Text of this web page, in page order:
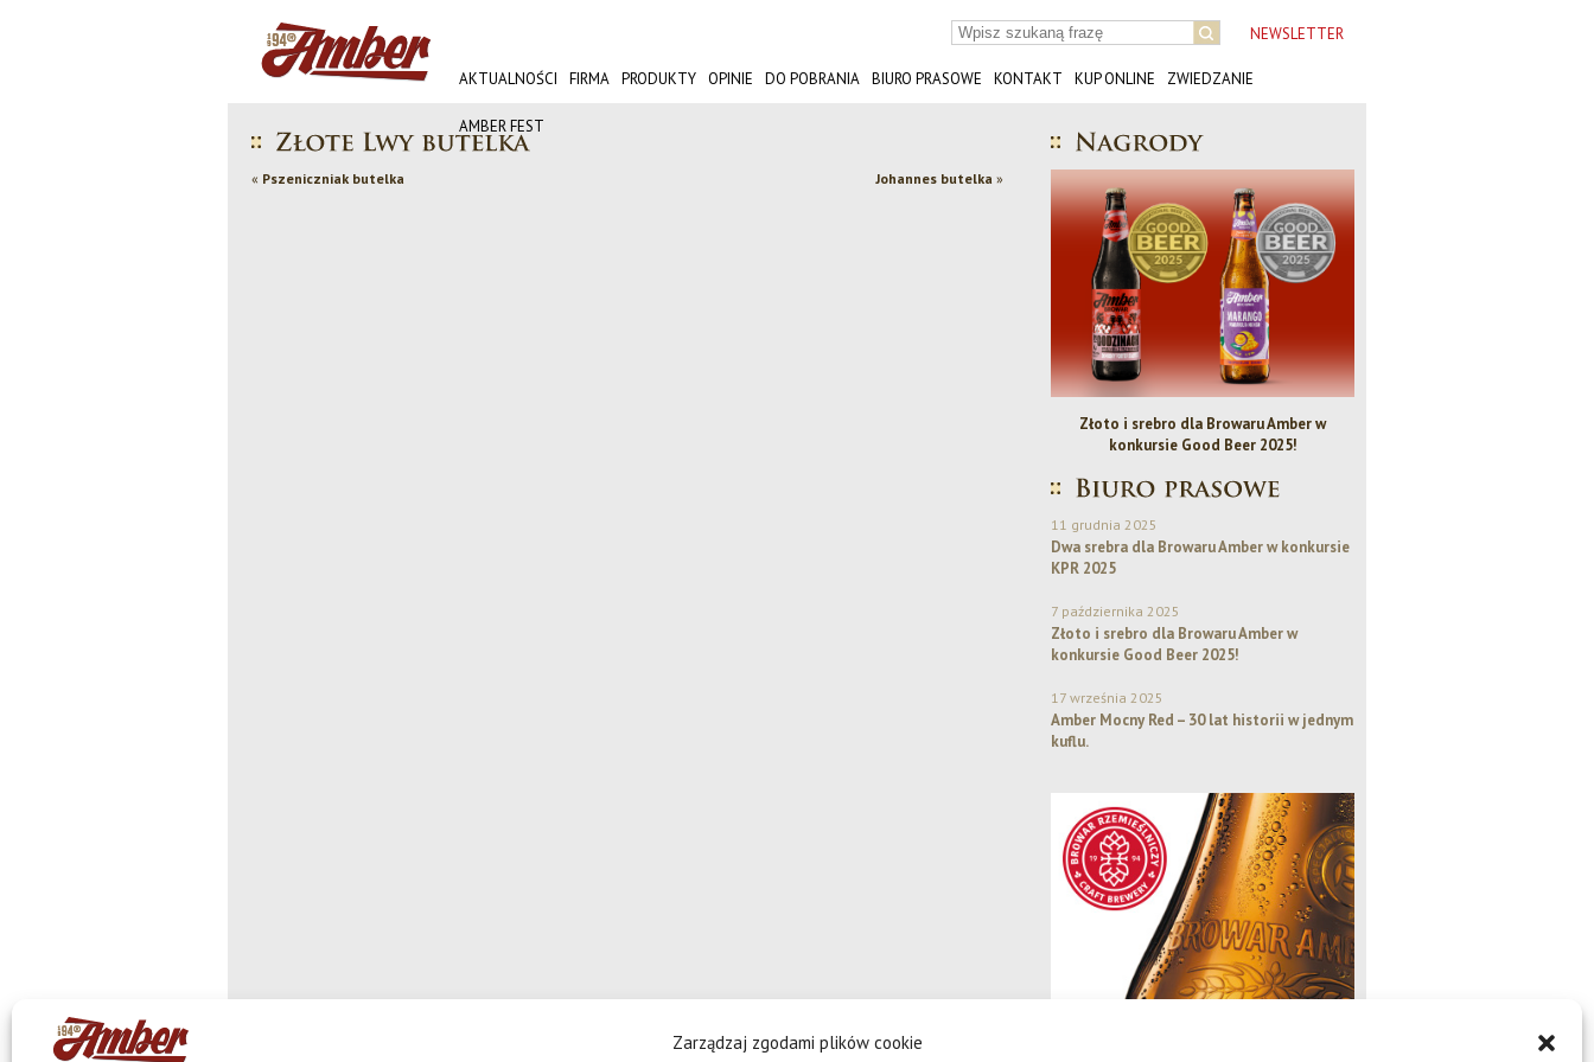
Zarządzaj zgodami plików cookie
NEWSLETTER
AKTUALNOŚCI FIRMA PRODUKTY OPINIE DO POBRANIA BIURO PRASOWE KONTAKT KUP ONLINE ZWIEDZANIE
AMBER FEST
Johannes butelka »
« Pszeniczniak butelka
Złoto i srebro dla Browaru Amber w
konkursie Good Beer 2025!
11 grudnia 2025
Dwa srebra dla Browaru Amber w konkursie
KPR 2025
7 października 2025
Złoto i srebro dla Browaru Amber w
konkursie Good Beer 2025!
17 września 2025
Amber Mocny Red – 30 lat historii w jednym
kuflu.